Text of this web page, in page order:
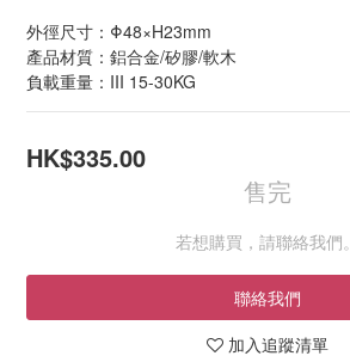
外徑尺寸：Φ48×H23mm
產品材質：鋁合金/矽膠/軟木
負載重量：III 15-30KG
HK$335.00
售完
若想購買，請聯絡我們。
聯絡我們
加入追蹤清單